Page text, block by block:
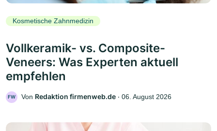
Kosmetische Zahnmedizin
Vollkeramik- vs. Composite-
Veneers: Was Experten aktuell
empfehlen
FW Von Redaktion firmenweb.de ‧ 06. August 2026